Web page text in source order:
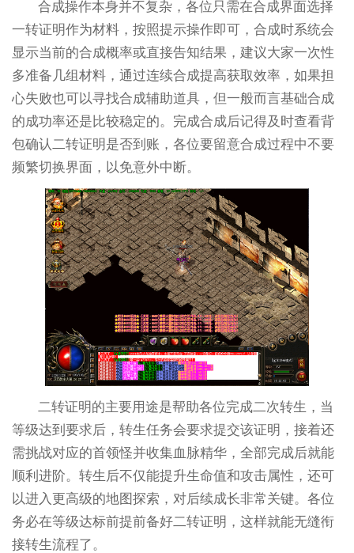
合成操作本身并不复杂，各位只需在合成界面选择
一转证明作为材料，按照提示操作即可，合成时系统会
显示当前的合成概率或直接告知结果，建议大家一次性
多准备几组材料，通过连续合成提高获取效率，如果担
心失败也可以寻找合成辅助道具，但一般而言基础合成
的成功率还是比较稳定的。完成合成后记得及时查看背
包确认二转证明是否到账，各位要留意合成过程中不要
频繁切换界面，以免意外中断。
二转证明的主要用途是帮助各位完成二次转生，当
等级达到要求后，转生任务会要求提交该证明，接着还
需挑战对应的首领怪并收集血脉精华，全部完成后就能
顺利进阶。转生后不仅能提升生命值和攻击属性，还可
以进入更高级的地图探索，对后续成长非常关键。各位
务必在等级达标前提前备好二转证明，这样就能无缝衔
接转生流程了。